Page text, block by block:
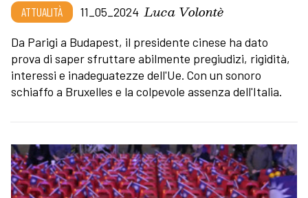
ATTUALITÀ 11_05_2024 Luca Volontè
Da Parigi a Budapest, il presidente cinese ha dato
prova di saper sfruttare abilmente pregiudizi, rigidità,
interessi e inadeguatezze dell'Ue. Con un sonoro
schiaffo a Bruxelles e la colpevole assenza dell'Italia.